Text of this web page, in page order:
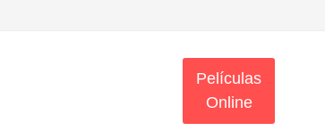
Películas
Online